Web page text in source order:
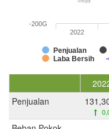
Penjualan
Laba Bersih
2022
-200G
Penjualan